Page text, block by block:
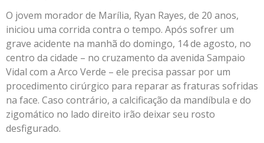
O jovem morador de Marília, Ryan Rayes, de 20 anos,
iniciou uma corrida contra o tempo. Após sofrer um
grave acidente na manhã do domingo, 14 de agosto, no
centro da cidade – no cruzamento da avenida Sampaio
Vidal com a Arco Verde – ele precisa passar por um
procedimento cirúrgico para reparar as fraturas sofridas
na face. Caso contrário, a calcificação da mandíbula e do
zigomático no lado direito irão deixar seu rosto
desfigurado.